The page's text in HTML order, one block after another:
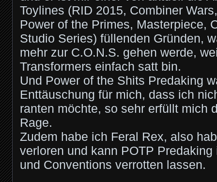
Toylines (RID 2015, Combiner
Power of the Primes, Masterpiece,
Studio Series) füllenden Gründen,
mehr zur C.O.N.S. gehen werde,
Transformers einfach satt bin.
Und Power of the Shits Predaking
Enttäuschung für mich, dass ich
ranten möchte, so sehr erfüllt mich
Rage.
Zudem habe ich Feral Rex, also
verloren und kann POTP
und Conventions verrotten lassen.